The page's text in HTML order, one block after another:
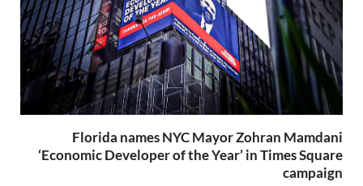
Florida names NYC Mayor Zohran Mamdani
‘Economic Developer of the Year’ in Times Square
campaign